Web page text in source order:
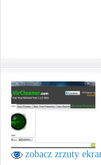
zobacz zrzuty